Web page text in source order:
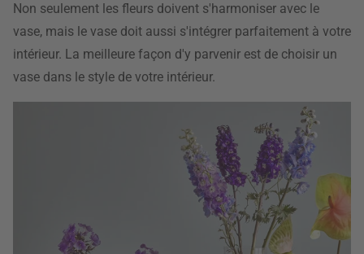
Non seulement les fleurs doivent s'harmoniser avec le
vase, mais le vase doit aussi s'intégrer parfaitement à votre
intérieur. La meilleure façon d'y parvenir est de choisir un
vase dans le style de votre intérieur.